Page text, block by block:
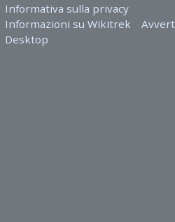
Informativa sulla privacy
Informazioni su Wikitrek
Desktop